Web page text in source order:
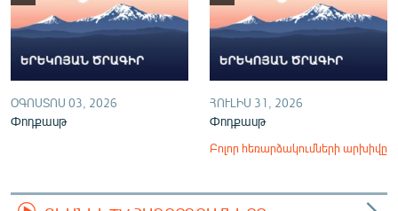
ՕԳՈՍՏՈՍ 03, 2026
Փոդքասթ
ՀՈՒԼԻՍ 31, 2026
Փոդքասթ
Բոլոր հեռարձակումների արխիվը